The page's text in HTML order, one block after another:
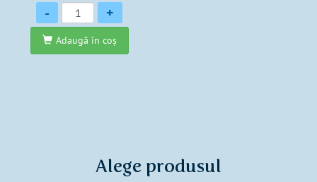
Cantitate
- +
Adaugă în coş
Alege produsul